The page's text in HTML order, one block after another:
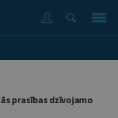
prasības dzīvojamo